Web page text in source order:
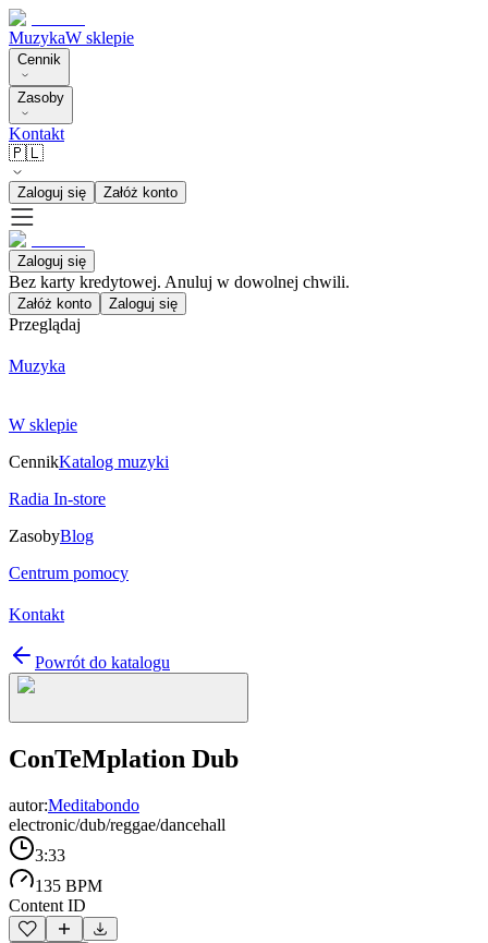
MuzykaW sklepie
Cennik
Zasoby
Kontakt
🇵🇱
Zaloguj się Załóż konto
Zaloguj się
Bez karty kredytowej. Anuluj w dowolnej chwili.
Załóż konto Zaloguj się
Przeglądaj
Muzyka
W sklepie
CennikKatalog muzyki
Radia In-store
ZasobyBlog
Centrum pomocy
Kontakt
Powrót do katalogu
ConTeMplation Dub
autor:Meditabondo
electronic/dub/reggae/dancehall
3:33
135 BPM
Content ID